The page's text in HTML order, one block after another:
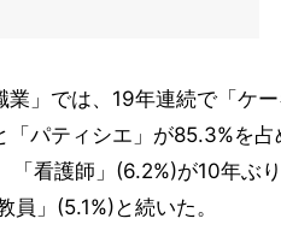
」では、19年連続で「ケ
パティシエ」が85.3%を
「看護師」(6.2%)が10年ぶ
」(5.1%)と続いた。